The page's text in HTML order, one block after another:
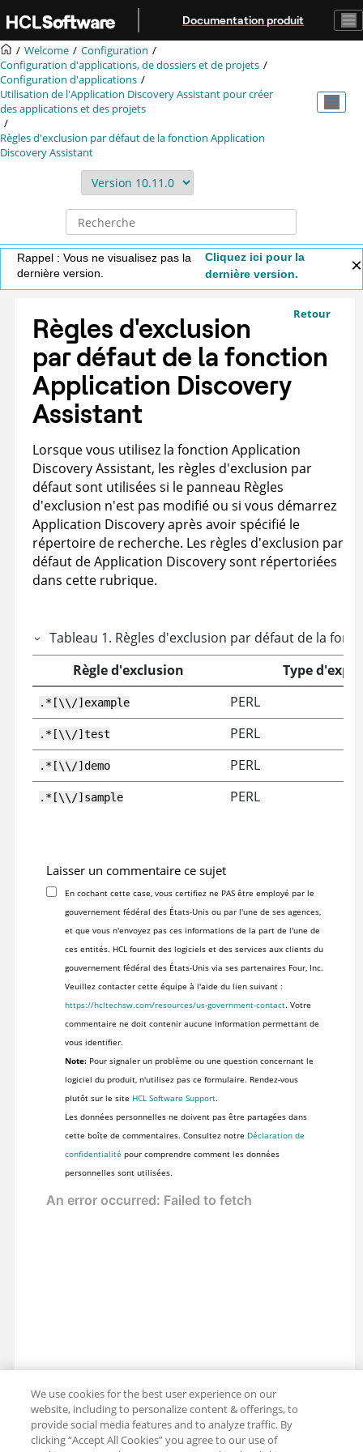
Aller au contenu principal
Documentation produit
Welcome
Configuration
Configuration d'applications, de dossiers et de projets
Configuration d'applications
Utilisation de l'Application Discovery Assistant pour créer
des applications et des projets
Règles d'exclusion par défaut de la fonction Application
Discovery Assistant
Rappel : Vous ne visualisez pas la
dernière version.
Cliquez ici pour la
dernière version.
Retour
Règles d'exclusion
par défaut de la fonction
Application Discovery
Assistant
Lorsque vous utilisez la fonction Application
Discovery Assistant, les règles d'exclusion par
défaut sont utilisées si le panneau Règles
d'exclusion n'est pas modifié ou si vous démarrez
Application Discoveryaprès avoir spécifié le
répertoire de recherche. Les règles d'exclusion par
défaut deApplication Discoverysont répertoriées
dans cette rubrique.
Tableau 1. Règles d'exclusion par défaut de la
Règle d'exclusion
Type
.*[\\/]example PERL
.*[\\/]test PERL
.*[\\/]demo PERL
.*[\\/]sample PERL
Laisser un commentaire ce sujet
En cochant cette case, vous certifiez ne PAS être employé par le
gouvernement fédéral des États-Unis ou par l'une de ses agences,
et que vous n'envoyez pas ces informations de la part de l'une de
ces entités. HCL fournit des logiciels et des services aux clients du
gouvernement fédéral des États-Unis via ses partenaires Four, Inc.
Veuillez contacter cette équipe à l'aide du lien suivant :
https://hcltechsw.com/resources/us-government-contact. Votre
commentaire ne doit contenir aucune information permettant de
vous identifier.
Note:Pour signaler un problème ou une question concernant le
logiciel du produit, n'utilisez pas ce formulaire. Rendez-vous
plutôt sur le site HCL Software Support.
Les données personnelles ne doivent pas être partagées dans
cette boîte de commentaires. Consultez notre Déclaration de
confidentialité pour comprendre comment les données
personnelles sont utilisées.
We use cookies for the best user experience on our
website, including to personalize content & offerings, to
provide social media features and to analyze traffic. By
clicking “Accept All Cookies” you agree to our use of